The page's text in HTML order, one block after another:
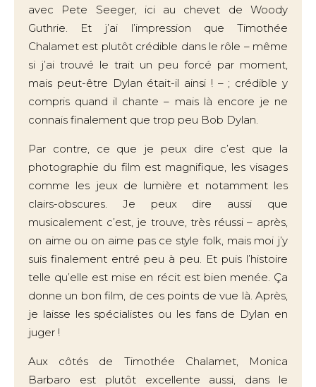
avec Pete Seeger, ici au chevet de Woody
Guthrie. Et j’ai l’impression que Timothée
Chalamet est plutôt crédible dans le rôle – même
si j’ai trouvé le trait un peu forcé par moment,
mais peut-être Dylan était-il ainsi ! – ; crédible y
compris quand il chante – mais là encore je ne
connais finalement que trop peu Bob Dylan.
Par contre, ce que je peux dire c’est que la
photographie du film est magnifique, les visages
comme les jeux de lumière et notamment les
clairs-obscures. Je peux dire aussi que
musicalement c’est, je trouve, très réussi – après,
on aime ou on aime pas ce style folk, mais moi j’y
suis finalement entré peu à peu. Et puis l’histoire
telle qu’elle est mise en récit est bien menée. Ça
donne un bon film, de ces points de vue là. Après,
je laisse les spécialistes ou les fans de Dylan en
juger !
Aux côtés de Timothée Chalamet, Monica
Barbaro est plutôt excellente aussi, dans le